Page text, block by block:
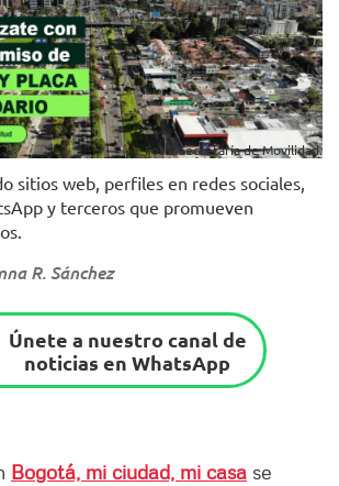
Foto: Secretaría de Movilidad.
sitios web, perfiles en redes sociales,
y terceros que promueven
R. Sánchez
Únete a nuestro canal de
noticias en WhatsApp
Bogotá, mi ciudad, mi casa se